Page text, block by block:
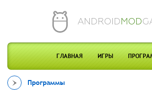
ANDROIDMOD
ГЛАВНАЯ ИГРЫ
Программы